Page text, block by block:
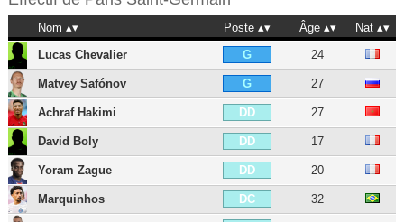
Nom Poste Âge
Nat
Lucas Chevalier
G 24
Matvey Safónov G 27
Achraf Hakimi DD 27
David Boly DD 17
Yoram Zague DD 20
Marquinhos DC 32